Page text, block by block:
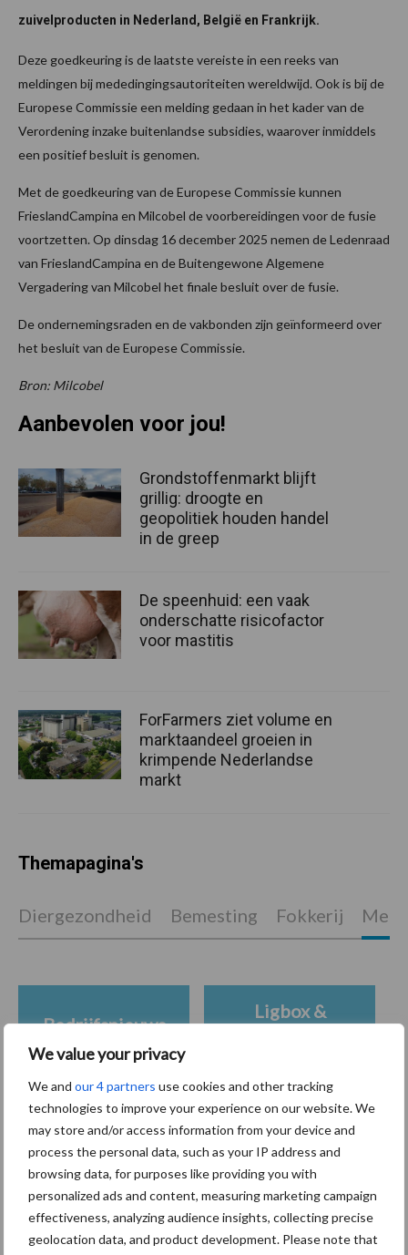
We value your privacy
We and our 4 partners use cookies and other tracking
technologies to improve your experience on our website. We
may store and/or access information from your device and
process the personal data, such as your IP address and
browsing data, for purposes like providing you with
personalized ads and content, measuring marketing campaign
effectiveness, analyzing audience insights, collecting precise
geolocation data, and product development. Please note that
zuivelproducten in Nederland, België en Frankrijk.
Deze goedkeuring is de laatste vereiste in een reeks van
meldingen bij mededingingsautoriteiten wereldwijd. Ook is bij de
Europese Commissie een melding gedaan in het kader van de
Verordening inzake buitenlandse subsidies, waarover inmiddels
een positief besluit is genomen.
Met de goedkeuring van de Europese Commissie kunnen
FrieslandCampina en Milcobel de voorbereidingen voor de fusie
voortzetten. Op dinsdag 16 december 2025 nemen de Ledenraad
van FrieslandCampina en de Buitengewone Algemene
Vergadering van Milcobel het finale besluit over de fusie.
De ondernemingsraden en de vakbonden zijn geïnformeerd over
het besluit van de Europese Commissie.
Bron: Milcobel
Primaire
Recent nieuws Partner nieuws
Aanbevolen voor jou!
Grondstoffenmarkt blijft
grillig: droogte en
geopolitiek houden handel
in de greep
De speenhuid: een vaak
onderschatte risicofactor
voor mastitis
ForFarmers ziet volume en
marktaandeel groeien in
krimpende Nederlandse
markt
Themapagina's
Diergezondheid Bemesting Fokkerij
Bedrijfsnieuws
Ligbox &
Toon meer